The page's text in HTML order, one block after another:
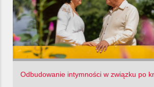
Odbudowanie intymności w związku po